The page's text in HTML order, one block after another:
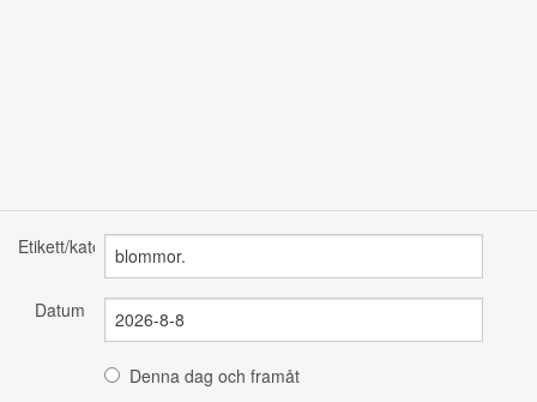
Etikett/kategori
Datum
Denna dag och framåt